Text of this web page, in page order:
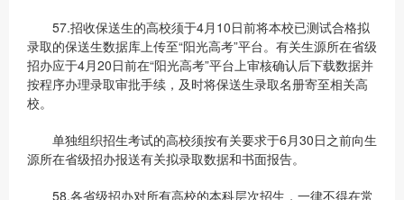
57.招收保送生的高校须于4月10日前将本校已测试合格拟
录取的保送生数据库上传至“阳光高考”平台。有关生源所在省级
招办应于4月20日前在“阳光高考”平台上审核确认后下载数据并
按程序办理录取审批手续，及时将保送生录取名册寄至相关高
校。
单独组织招生考试的高校须按有关要求于6月30日之前向生
源所在省级招办报送有关拟录取数据和书面报告。
58.各省级招办对所有高校的本科层次招生，一律不得在常